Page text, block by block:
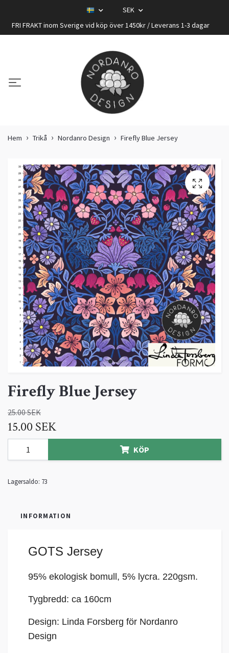
SEK
FRI FRAKT inom Sverige vid köp över 1450kr / Leverans 1-3 dagar
Hem Trikå Nordanro Design Firefly Blue Jersey
Firefly Blue Jersey
25.00 SEK
15.00 SEK
KÖP
Lagersaldo: 73
INFORMATION
GOTS Jersey
95% ekologisk bomull, 5% lycra. 220gsm.
Tygbredd: ca 160cm
Design: Linda Forsberg för Nordanro
Design